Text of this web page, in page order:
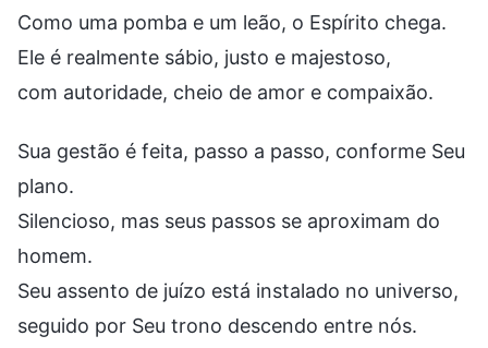
Como uma pomba e um leão, o Espírito chega.
Ele é realmente sábio, justo e majestoso,
com autoridade, cheio de amor e compaixão.
Sua gestão é feita, passo a passo, conforme Seu
plano.
Silencioso, mas seus passos se aproximam do
homem.
Seu assento de juízo está instalado no universo,
seguido por Seu trono descendo entre nós.